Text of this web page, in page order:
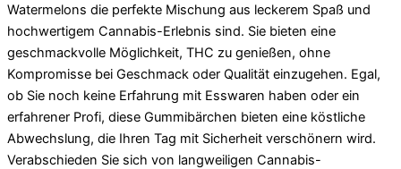
Watermelons die perfekte Mischung aus leckerem Spaß und
hochwertigem Cannabis-Erlebnis sind. Sie bieten eine
geschmackvolle Möglichkeit, THC zu genießen, ohne
Kompromisse bei Geschmack oder Qualität einzugehen. Egal,
ob Sie noch keine Erfahrung mit Esswaren haben oder ein
erfahrener Profi, diese Gummibärchen bieten eine köstliche
Abwechslung, die Ihren Tag mit Sicherheit verschönern wird.
Verabschieden Sie sich von langweiligen Cannabis-